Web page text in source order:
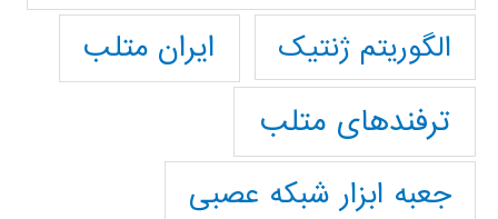
الگوریتم ژنتیک
ایران متلب
ترفندهای متلب
جعبه ابزار شبکه عصبی